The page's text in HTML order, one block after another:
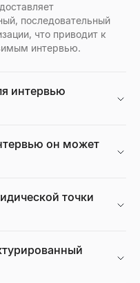
или URL-адрес профиля
последовательный
что приводит к
интервью.
интервью
он может
точки